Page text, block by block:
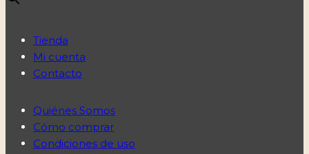
Tienda
Mi cuenta
Contacto
Quiénes Somos
Cómo comprar
Condiciones de uso